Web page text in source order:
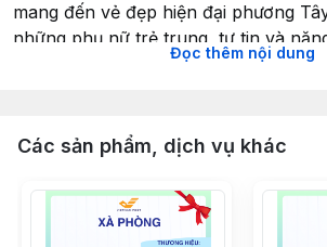
mang đến vẻ đẹp hiện đại phương
những phụ nữ trẻ trung, tự tin và
cường hoạt chất Multi-vitamin giúp
thể mang lại hương thơm mát. - Có
Sản phẩm tiết kiệm khi sử dụng,
nướcHướng dẫn sử dụng:
Đọc thêm nội dung
Các sản phẩm, dịch vụ khác